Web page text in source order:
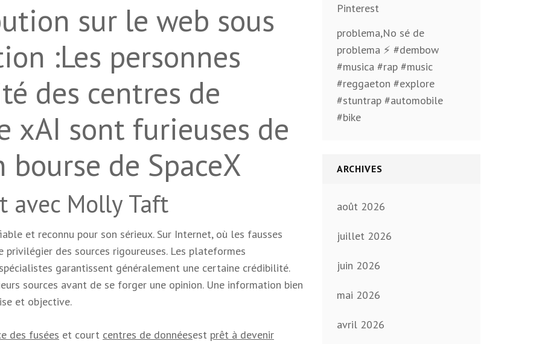
sur le web sous
:Les personnes
des centres de
xAI sont furieuses de
de SpaceX
avec Molly Taft
et reconnu pour son sérieux. Sur Internet, où les fausses
des sources rigoureuses. Les plateformes
garantissent généralement une certaine crédibilité.
sources avant de se forger une opinion. Une information bien
et objective.
des fusées et court centres de donnéesest prêt à devenir
Pinterest
problema,No sé de
problema ⚡️ #dembow
#musica #rap #music
#reggaeton #explore
#stuntrap #automobile
#bike
ARCHIVES
août 2026
juillet 2026
juin 2026
mai 2026
avril 2026